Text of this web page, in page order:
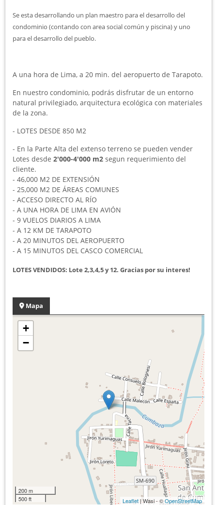
Se esta desarrollando un plan maestro para el desarrollo del
condominio (contando con area social común y piscina) y uno
para el desarrollo del pueblo.
A una hora de Lima, a 20 min. del aeropuerto de Tarapoto.
En nuestro condominio, podrás disfrutar de un entorno
natural privilegiado, arquitectura ecológica con materiales
de la zona.
- LOTES DESDE 850 M2
- En la Parte Alta del extenso terreno se pueden vender
Lotes desde 2'000-4'000 m2 segun requerimiento del
cliente.
- 46,000 M2 DE EXTENSIÓN
- 25,000 M2 DE ÁREAS COMUNES
- ACCESO DIRECTO AL RÍO
- A UNA HORA DE LIMA EN AVIÓN
- 9 VUELOS DIARIOS A LIMA
- A 12 KM DE TARAPOTO
- A 20 MINUTOS DEL AEROPUERTO
- A 15 MINUTOS DEL CASCO COMERCIAL
LOTES VENDIDOS: Lote 2,3,4,5 y 12. Gracias por su interes!
Mapa
+
−
200 m
500 ft
Leaflet| Wasi - ©OpenStreetMap